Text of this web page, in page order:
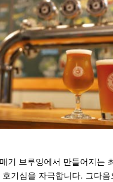
기 브루잉에서 만들어지는
기심을 자극합니다. 그다